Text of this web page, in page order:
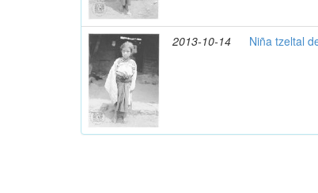
2013-10-14 Niña tzeltal